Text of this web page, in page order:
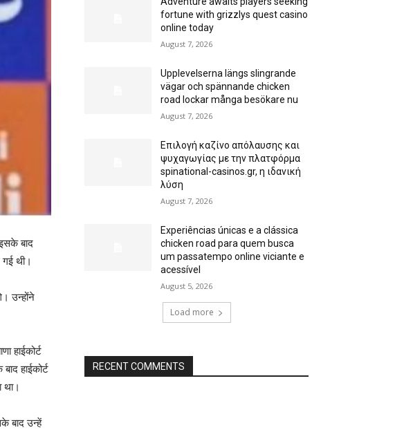
बाद
थी।
उन्होंने
हाईकोर्ट
हाईकोर्ट
था।
बाद उन्हें
fortune with grizzlys quest casino
online today
August 7, 2026
Upplevelserna längs slingrande
vägar och spännande chicken
road lockar många besökare nu
August 7, 2026
Επιλογή καζίνο απόλαυσης και
ψυχαγωγίας με την πλατφόρμα
spinational-casinos.gr, η ιδανική
λύση
August 7, 2026
Experiências únicas e a clássica
chicken road para quem busca
um passatempo online viciante e
acessível
August 5, 2026
Load more
RECENT COMMENTS